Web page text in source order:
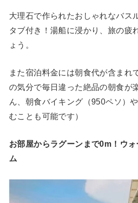
大理石で作られたおしゃれなバス
タブ付き！湯船に浸かり、旅の疲
ょう。
また宿泊料金には朝食代が含まれ
の気分で毎日違った絶品の朝食が
ん、朝食バイキング（950ペソ）
むことも可能です）
お部屋からラグーンまで0m！ウ
ム